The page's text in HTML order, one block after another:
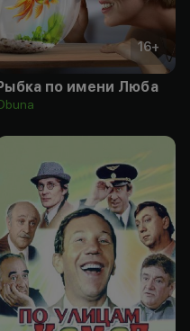
16+
по имени Люба